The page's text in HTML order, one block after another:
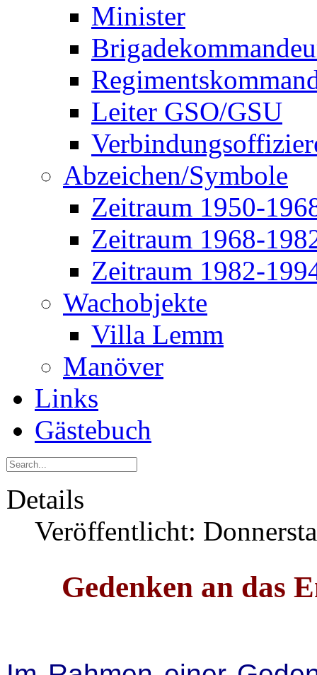
Minister
Leiter GSO/GSU
Abzeichen/Symbole
Zeitraum 1950-
Zeitraum 1968-
Zeitraum 1982-
Wachobjekte
Villa Lemm
Manöver
Links
Gästebuch
Details
Veröffentlicht:
Gedenken an das